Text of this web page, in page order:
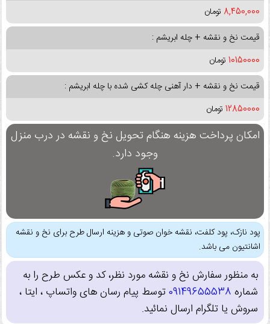
8,450,000 تومان
قیمت نخ و نقشه + چله ابریشم :
10150000 تومان
قیمت نخ و نقشه + دار آهنی چله کشی شده با چله ابریشم :
12850000 تومان
امکان پرداخت هزینه هنگام تحویل نخ و نقشه در درب منزل
وجود دارد.
پود نازک، پود کلفت، نقشه خوان صوتی و هزینه ارسال طرح برای نخ و نقشه
اشانتیون می باشد.
به منظور سفارش نخ و نقشه مورد نظر، کد و عکس طرح را به
شماره 09149655538توسط پیام رسان های واتساپ ، ایتا ،
سروش یا تلگرام ارسال نمائید.